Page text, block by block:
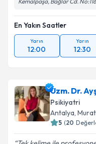
En Yakın Saatler
Yarın
12:00
Yarın
12:30
Uzm. Dr.
Psikiyatri
Antalya,
5 (20